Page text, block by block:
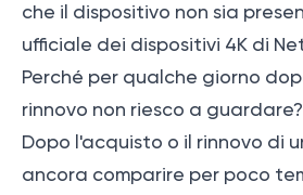
che il dispositivo non sia
ufficiale dei dispositivi 4K di
Perché per qualche giorno
rinnovo non riesco a guardare?
Dopo l'acquisto o il rinnovo di
ancora comparire per poco